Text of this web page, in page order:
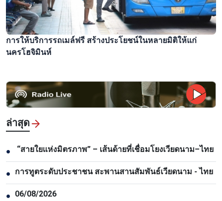
การให้บริการรถเมล์ฟรี สร้างประโยชน์ในหลายมิติให้แก่
นครโฮจิมินห์
ล่าสุด
● “สายใยแห่งมิตรภาพ” – เส้นด้ายที่เชื่อมโยงเวียดนาม–ไทย
● การทูตระดับประชาชน สะพานสานสัมพันธ์เวียดนาม - ไทย
● 06/08/2026